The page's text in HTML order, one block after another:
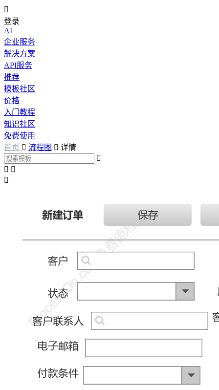

登录
AI
企业服务
解决方案
API服务
推荐
模板社区
价格
入门教程
知识社区
免费使用
首页  流程图  详情

 
